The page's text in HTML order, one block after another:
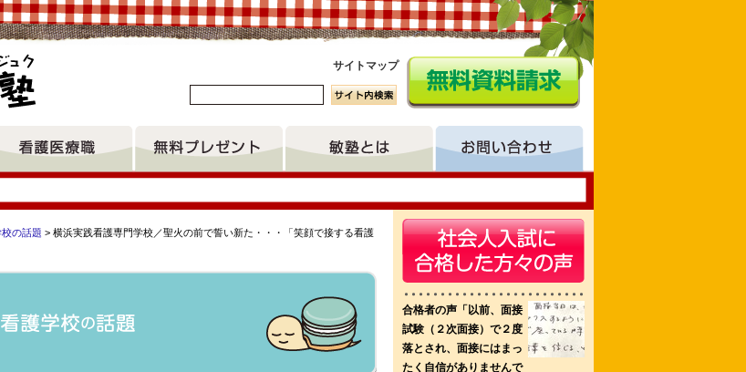
サイトマップ
産師学校 北海道医療大学認定看護師研修センター 神戸総合医療専門学校
一関准看護高等専修学校 津島市立看護専門学校 新潟県立看護大学
の話題 > 横浜実践看護専門学校／聖火の前で誓い新た・・・「笑顔で接する看護